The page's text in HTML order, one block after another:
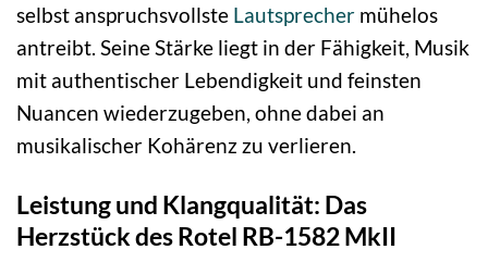
selbst anspruchsvollste Lautsprecher mühelos
antreibt. Seine Stärke liegt in der Fähigkeit, Musik
mit authentischer Lebendigkeit und feinsten
Nuancen wiederzugeben, ohne dabei an
musikalischer Kohärenz zu verlieren.
Leistung und Klangqualität: Das
Herzstück des Rotel RB-1582 MkII